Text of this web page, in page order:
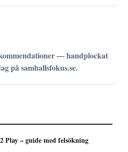
— handplockat
på samhallsfokus.se.
Play – guide med felsökning